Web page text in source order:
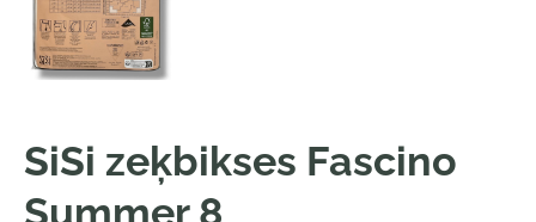
SiSi zeķbikses Fascino